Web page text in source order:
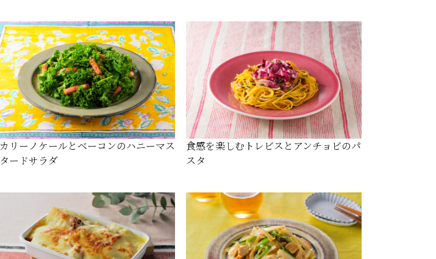
カリーノケールとベーコンのハニーマス
タードサラダ
食感を楽しむトレビスとアンチョビのパ
スタ